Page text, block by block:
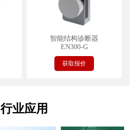
智能结构诊断器
EN300-G
获取报价
行业应用